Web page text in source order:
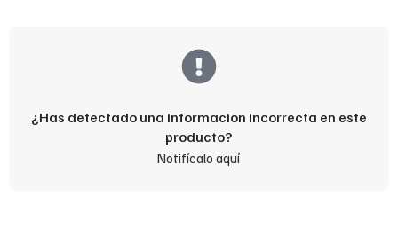
¿Has detectado una informacion incorrecta en este
producto?
Notifícalo aquí